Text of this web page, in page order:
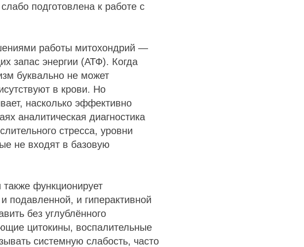
подготовлена к работе с
работы митохондрий —
запас энергии (АТФ). Когда
буквально не может
в крови. Но
насколько эффективно
аналитическая диагностика
стресса, уровни
не входят в базовую
функционирует
подавленной, и гиперактивной
без углублённого
цитокины, воспалительные
системную слабость, часто